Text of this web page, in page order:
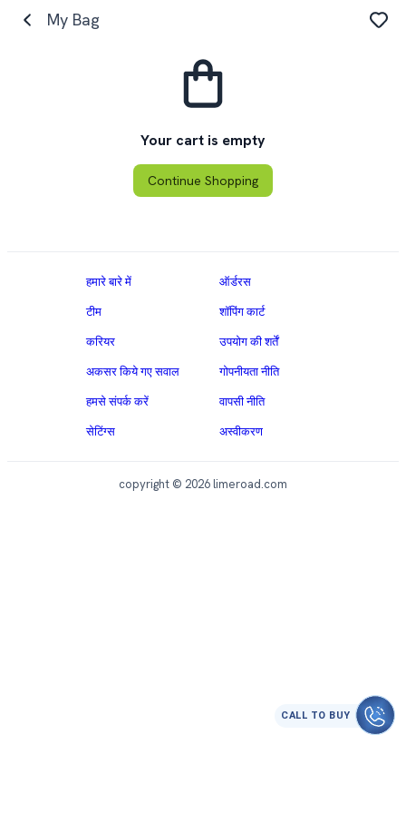
My Bag
Your cart is empty
Continue Shopping
हमारे बारे में
टीम
करियर
अकसर किये गए सवाल
हमसे संपर्क करें
सेटिंग्स
ऑर्डरस
शॉपिंग कार्ट
उपयोग की शर्तें
गोपनीयता नीति
वापसी नीति
अस्वीकरण
copyright © 2026 limeroad.com
CALL TO BUY